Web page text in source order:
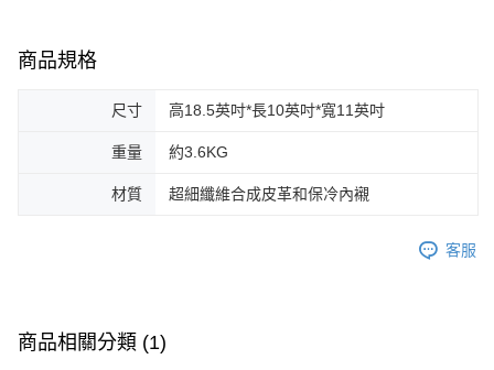
商品規格
尺寸 高18.5英吋*長10英吋*寬11英吋
重量 約3.6KG
材質 超細纖維合成皮革和保冷內襯
客服
商品相關分類 (1)